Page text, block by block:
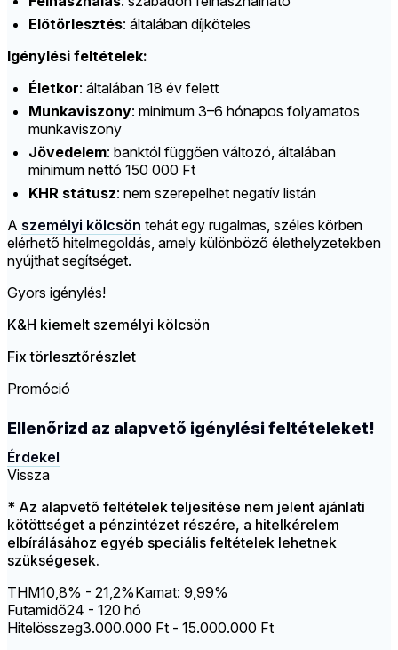
Előtörlesztés: általában díjköteles
Igénylési feltételek:
Életkor: általában 18 év felett
Munkaviszony: minimum 3–6 hónapos folyamatos
munkaviszony
Jövedelem: banktól függően változó, általában
minimum nettó 150 000 Ft
KHR státusz: nem szerepelhet negatív listán
A személyi kölcsön tehát egy rugalmas, széles körben
elérhető hitelmegoldás, amely különböző élethelyzetekben
nyújthat segítséget.
Gyors igénylés!
K&H kiemelt személyi kölcsön
Fix törlesztőrészlet
Promóció
Ellenőrizd az alapvető igénylési feltételeket!
Érdekel
Vissza
* Az alapvető feltételek teljesítése nem jelent ajánlati
kötöttséget a pénzintézet részére, a hitelkérelem
elbírálásához egyéb speciális feltételek lehetnek
szükségesek.
THM10,8% - 21,2%Kamat: 9,99%
Futamidő24 - 120 hó
Hitelösszeg3.000.000 Ft - 15.000.000 Ft